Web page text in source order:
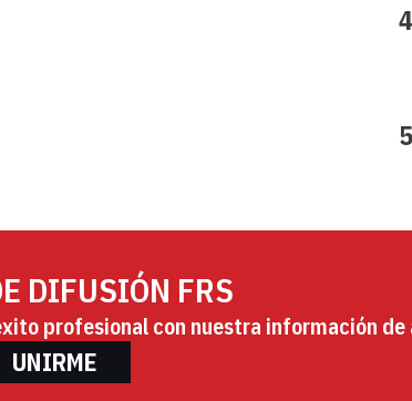
4
5
DIFUSIÓN FRS
profesional con nuestra información
UNIRME